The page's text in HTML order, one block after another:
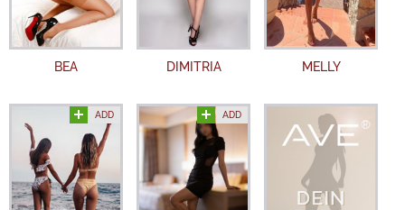
BEA DIMITRIA MELLY
ADD ADD